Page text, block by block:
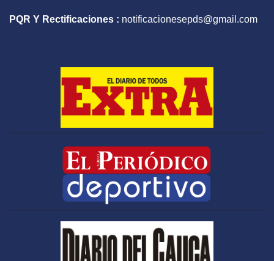
PQR Y Rectificaciones : notificacionesepds@gmail.com